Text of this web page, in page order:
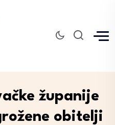
županije
obitelji